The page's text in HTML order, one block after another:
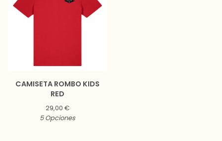
CAMISETA ROMBO KIDS
RED
29,00 €
5 Opciones